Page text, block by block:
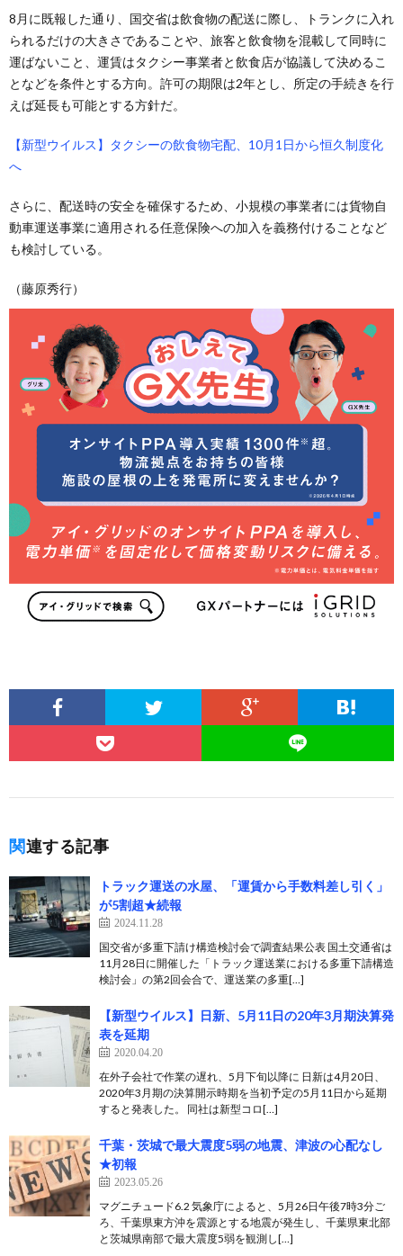
8月に既報した通り、国交省は飲食物の配送に際し、トランクに入れ
られるだけの大きさであることや、旅客と飲食物を混載して同時に
運ばないこと、運賃はタクシー事業者と飲食店が協議して決めるこ
となどを条件とする方向。許可の期限は2年とし、所定の手続きを行
えば延長も可能とする方針だ。
【新型ウイルス】タクシーの飲食物宅配、10月1日から恒久制度化
へ
さらに、配送時の安全を確保するため、小規模の事業者には貨物自
動車運送事業に適用される任意保険への加入を義務付けることなど
も検討している。
（藤原秀行）
関連する記事
トラック運送の水屋、「運賃から手数料差し引く」
が5割超★続報
2024.11.28
国交省が多重下請け構造検討会で調査結果公表 国土交通省は
11月28日に開催した「トラック運送業における多重下請構造
検討会」の第2回会合で、運送業の多重[…]
【新型ウイルス】日新、5月11日の20年3月期決算発
表を延期
2020.04.20
在外子会社で作業の遅れ、5月下旬以降に 日新は4月20日、
2020年3月期の決算開示時期を当初予定の5月11日から延期
すると発表した。 同社は新型コロ[…]
千葉・茨城で最大震度5弱の地震、津波の心配なし
★初報
2023.05.26
マグニチュード6.2 気象庁によると、5月26日午後7時3分ご
ろ、千葉県東方沖を震源とする地震が発生し、千葉県東北部
と茨城県南部で最大震度5弱を観測し[…]